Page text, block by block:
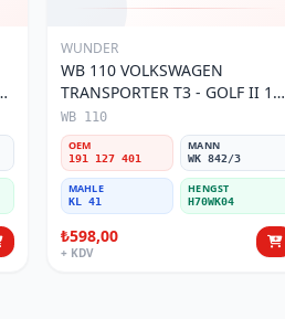
WUNDER
WB 110 VOLKSWAGEN
TRANSPORTER T3 - GOLF II 191
127 401 Yakıt/Mazot Filtresi
WB 110
OEM
191 127 401
MANN
WK 842/3
MAHLE
KL 41
HENGST
H70WK04
₺598,00
+ KDV